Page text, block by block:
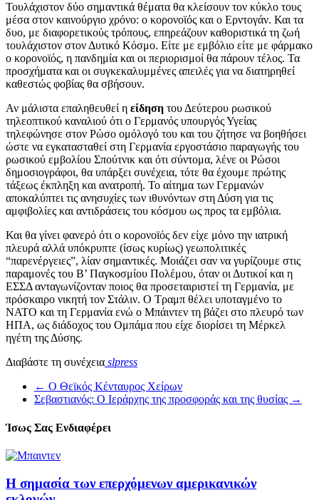
Τουλάχιστον δύο σημαντικά θέματα θα κλείσουν τον κύκλο τους
μέσα στον καινούργιο χρόνο: ο κορονοϊός και ο Ερντογάν. Και τα
δυο, με διαφορετικούς τρόπους, επηρεάζουν καθοριστικά τη ζωή
τουλάχιστον στον Δυτικό Κόσμο. Είτε με εμβόλιο είτε με φάρμακο
ο κορονοϊός, η πανδημία και οι περιορισμοί θα πάρουν τέλος. Τα
προσχήματα και οι συγκεκαλυμμένες απειλές για να διατηρηθεί
καθεστώς φοβίας θα σβήσουν.
Αν μάλιστα επαληθευθεί η είδηση του Δεύτερου ρωσικού
τηλεοπτικού καναλιού ότι ο Γερμανός υπουργός Υγείας
τηλεφώνησε στον Ρώσο ομόλογό του και του ζήτησε να βοηθήσει
ώστε να εγκατασταθεί στη Γερμανία εργοστάσιο παραγωγής του
ρωσικού εμβολίου Σπούτνικ και ότι σύντομα, λένε οι Ρώσοι
δημοσιογράφοι, θα υπάρξει συνέχεια, τότε θα έχουμε πρώτης
τάξεως έκπληξη και ανατροπή. Το αίτημα των Γερμανών
αποκαλύπτει τις ανησυχίες των ιθυνόντων στη Δύση για τις
αμφιβολίες και αντιδράσεις του κόσμου ως προς τα εμβόλια.
Και θα γίνει φανερό ότι ο κορονοϊός δεν είχε μόνο την ιατρική
πλευρά αλλά υπόκρυπτε (ίσως κυρίως) γεωπολιτικές
“παρενέργειες”, λίαν σημαντικές. Μοιάζει σαν να γυρίζουμε στις
παραμονές του Β’ Παγκοσμίου Πολέμου, όταν οι Δυτικοί και η
ΕΣΣΔ ανταγωνίζονταν ποιος θα προσεταιριστεί τη Γερμανία, με
πρόσκαιρο νικητή τον Στάλιν. Ο Τραμπ θέλει υποταγμένο το
ΝΑΤΟ και τη Γερμανία ενώ ο Μπάιντεν τη βάζει στο πλευρό των
ΗΠΑ, ως διάδοχος του Ομπάμα που είχε διορίσει τη Μέρκελ
ηγέτη της Δύσης.
Διαβάστε τη συνέχεια slpress
← Ο Θεϊκός Κένταυρος Χείρων
Σεβαστιανός: Ο Ιεράρχης της προσφοράς και της θυσίας →
Ίσως Σας Ενδιαφέρει
Η σημασία των επερχόμενων αμερικανικών